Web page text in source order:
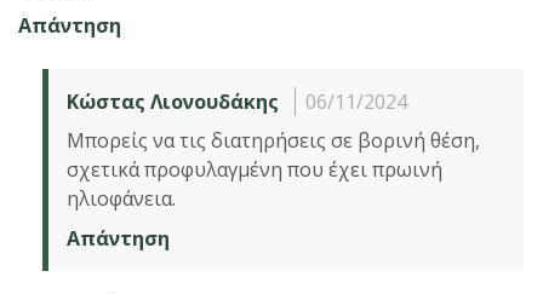
Απάντηση
Κώστας Λιονουδάκης
06/11/2024
Μπορείς να τις διατηρήσεις σε βορινή θέση,
σχετικά προφυλαγμένη που έχει πρωινή
ηλιοφάνεια.
Απάντηση